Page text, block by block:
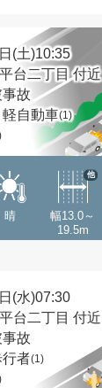
(土)10:35
台二丁目 付近
故
軽自動車(1)
晴
幅13.0～
19.5m
他
(水)07:30
台二丁目 付近
事故
者(1)